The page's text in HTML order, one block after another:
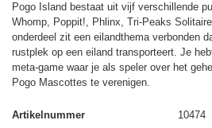
Pogo Island bestaat uit vijf verschillende
Whomp, Poppit!, Phlinx, Tri-Peaks
onderdeel zit een eilandthema verbonden
rustplek op een eiland transporteert. Je
meta-game waar je als speler over het
Pogo Mascottes te verenigen.
Artikelnummer
10474